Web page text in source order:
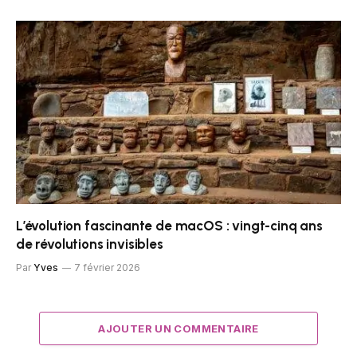
L’évolution fascinante de macOS : vingt-cinq ans
de révolutions invisibles
Par Yves 7 février 2026
AJOUTER UN COMMENTAIRE